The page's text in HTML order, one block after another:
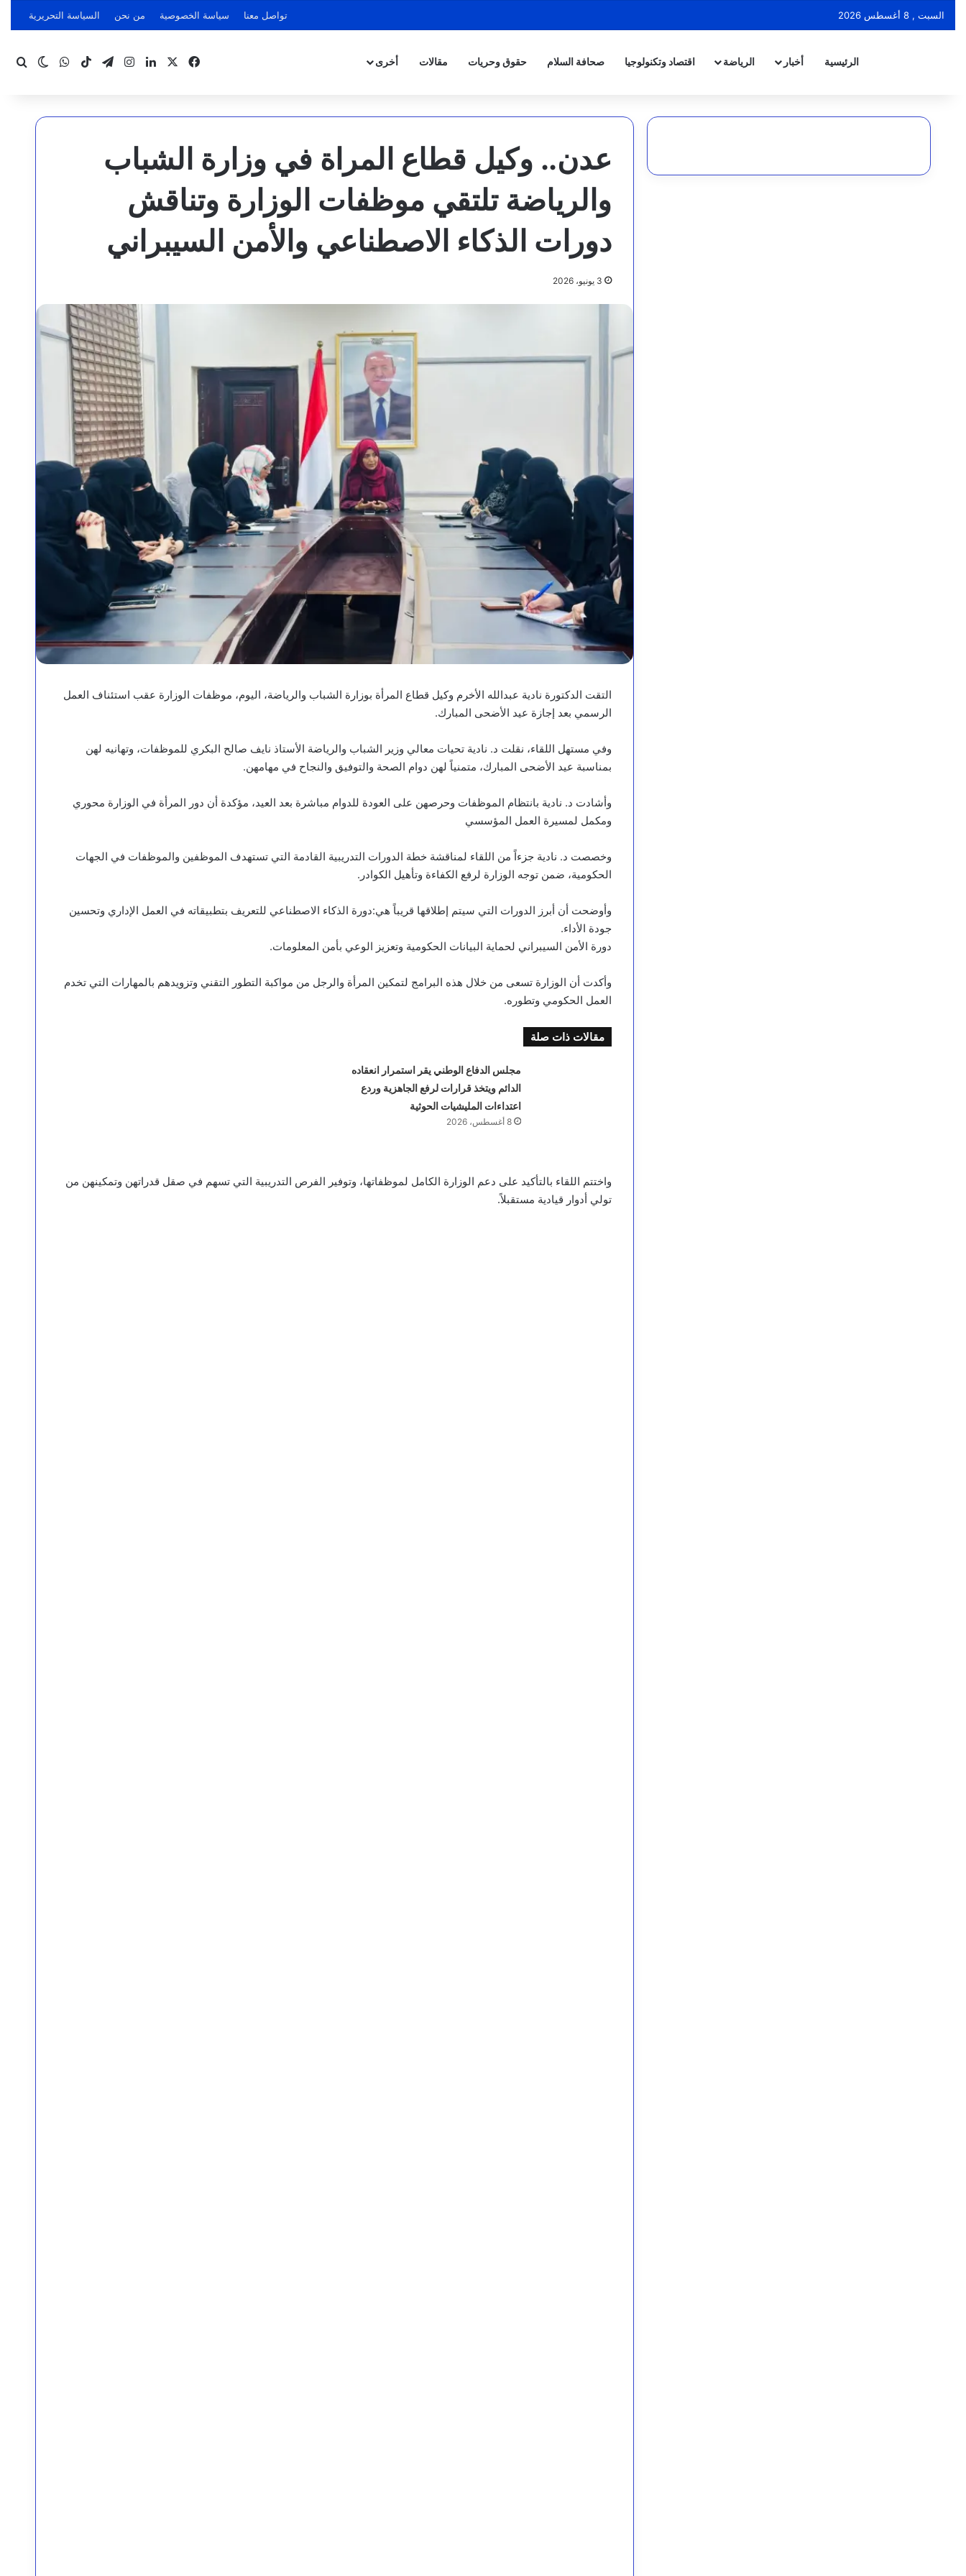
السبت , 8 أغسطس 2026 تواصل معنا سياسة الخصوصية من نحن السياسة التحريرية
الرئيسية أخبار الرياضة اقتصاد وتكنولوجيا صحافة السلام حقوق وحريات مقالات أخرى فيسبوك لينكدإنانستقرام
تيلقرام ‫TikTokواتسابالوضع
عدن.. وكيل قطاع المراة في وزارة الشباب
والرياضة تلتقي موظفات الوزارة وتناقش
دورات الذكاء الاصطناعي والأمن السيبراني
3 يونيو، 2026
التقت الدكتورة نادية عبدالله الأخرم وكيل قطاع المرأة بوزارة الشباب والرياضة، اليوم، موظفات الوزارة عقب استئناف العمل
الرسمي بعد إجازة عيد الأضحى المبارك.
وفي مستهل اللقاء، نقلت د. نادية تحيات معالي وزير الشباب والرياضة الأستاذ نايف صالح البكري للموظفات، وتهانيه لهن
بمناسبة عيد الأضحى المبارك، متمنياً لهن دوام الصحة والتوفيق والنجاح في مهامهن.
وأشادت د. نادية بانتظام الموظفات وحرصهن على العودة للدوام مباشرة بعد العيد، مؤكدة أن دور المرأة في الوزارة محوري
ومكمل لمسيرة العمل المؤسسي
وخصصت د. نادية جزءاً من اللقاء لمناقشة خطة الدورات التدريبية القادمة التي تستهدف الموظفين والموظفات في الجهات
الحكومية، ضمن توجه الوزارة لرفع الكفاءة وتأهيل الكوادر.
وأوضحت أن أبرز الدورات التي سيتم إطلاقها قريباً هي:دورة الذكاء الاصطناعي للتعريف بتطبيقاته في العمل الإداري وتحسين
جودة الأداء.
دورة الأمن السيبراني لحماية البيانات الحكومية وتعزيز الوعي بأمن المعلومات.
وأكدت أن الوزارة تسعى من خلال هذه البرامج لتمكين المرأة والرجل من مواكبة التطور التقني وتزويدهم بالمهارات التي تخدم
العمل الحكومي وتطوره.
مقالات ذات صلة
مجلس الدفاع الوطني يقر استمرار انعقاده
الدائم ويتخذ قرارات لرفع الجاهزية وردع
اعتداءات المليشيات الحوثية
8 أغسطس، 2026
واختتم اللقاء بالتأكيد على دعم الوزارة الكامل لموظفاتها، وتوفير الفرص التدريبية التي تسهم في صقل قدراتهن وتمكينهن من
تولي أدوار قيادية مستقبلاً.